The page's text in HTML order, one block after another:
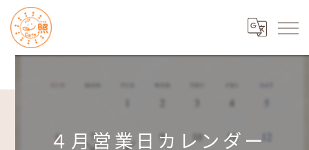
４月営業日カレンダー